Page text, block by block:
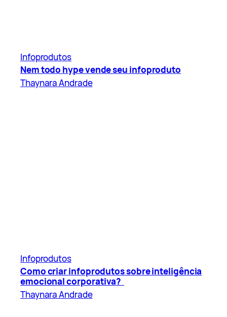
Infoprodutos
Nem todo hype vende seu infoproduto
Thaynara Andrade
Infoprodutos
Como criar infoprodutos sobre inteligência
emocional corporativa?
Thaynara Andrade